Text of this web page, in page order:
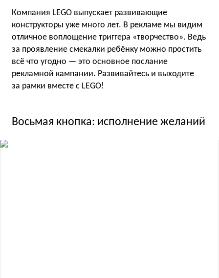
Компания LEGO выпускает развивающие
конструкторы уже много лет. В рекламе мы видим
отличное воплощение триггера «творчество». Ведь
за проявление смекалки ребёнку можно простить
всё что угодно — это основное послание
рекламной кампании. Развивайтесь и выходите
за рамки вместе с LEGO!
Восьмая кнопка: исполнение желаний